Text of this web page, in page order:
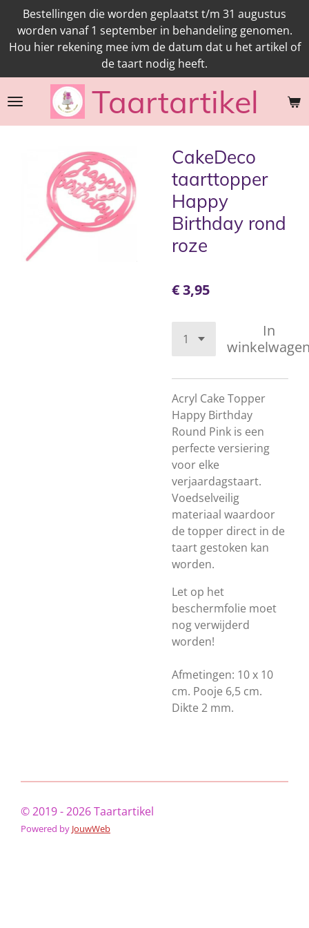
direct
naar
hoofdinhoud
Taartartikel
Bestellingen die worden geplaatst t/m 31 augustus
worden vanaf 1 september in behandeling genomen.
Hou hier rekening mee ivm de datum dat u het artikel of
de taart nodig heeft.
CakeDeco
taarttopper
Happy
Birthday rond
roze
€ 3,95
In
Acryl Cake Topper
Happy Birthday
Round Pink is een
perfecte versiering
voor elke
verjaardagstaart.
Voedselveilig
materiaal waardoor
de topper direct in de
taart gestoken kan
worden.
Let op het
beschermfolie moet
nog verwijderd
worden!
Afmetingen: 10 x 10
cm. Pooje 6,5 cm.
Dikte 2 mm.
© 2019 - 2026 Taartartikel
Powered by JouwWeb